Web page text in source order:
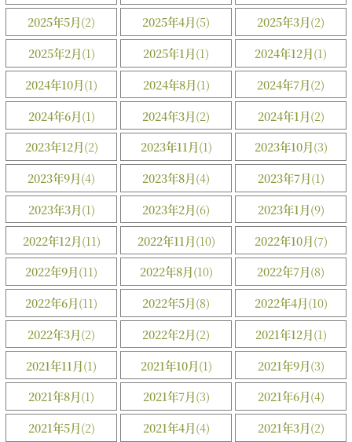
2025年5月(2) 2025年4月(5) 2025年3月(2)
2025年2月(1) 2025年1月(1) 2024年12月(1)
2024年10月(1) 2024年8月(1) 2024年7月(2)
2024年6月(1) 2024年3月(2) 2024年1月(2)
2023年12月(2) 2023年11月(1) 2023年10月(3)
2023年9月(4) 2023年8月(4) 2023年7月(1)
2023年3月(1) 2023年2月(6) 2023年1月(9)
2022年12月(11) 2022年11月(10) 2022年10月(7)
2022年9月(11) 2022年8月(10) 2022年7月(8)
2022年6月(11) 2022年5月(8) 2022年4月(10)
2022年3月(2) 2022年2月(2) 2021年12月(1)
2021年11月(1) 2021年10月(1) 2021年9月(3)
2021年8月(1) 2021年7月(3) 2021年6月(4)
2021年5月(2) 2021年4月(4) 2021年3月(2)